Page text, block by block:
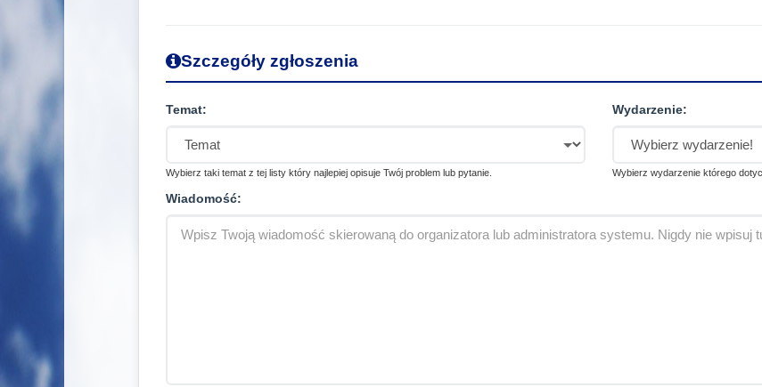
Szczegóły zgłoszenia
Temat:
Wybierz taki temat z tej listy który najlepiej opisuje Twój problem lub pytanie.
Wydarzenie:
Wybierz wydarzenie którego
Wiadomość: